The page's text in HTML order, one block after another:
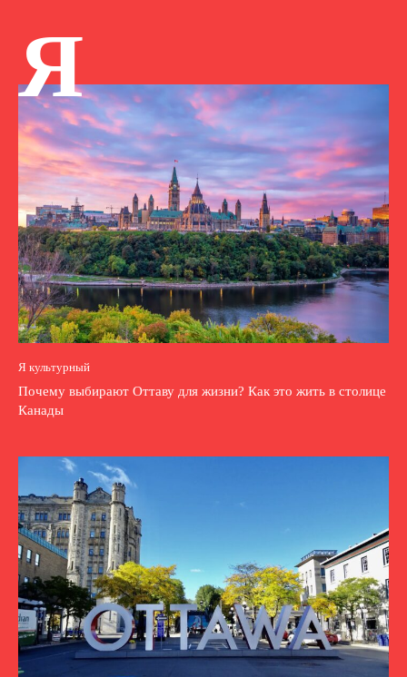
Я
Я культурный
Почему выбирают Оттаву для жизни? Как это жить в столице
Канады